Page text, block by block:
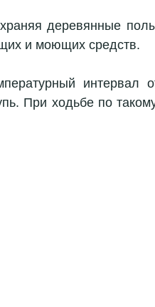
деревянные
и моющих средств.
интервал
При ходьбе по